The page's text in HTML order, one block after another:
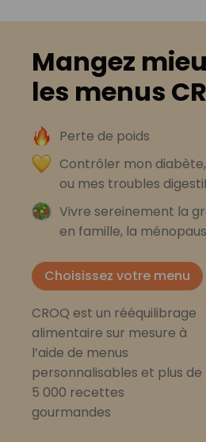
Mangez
les menus
Perte de poids
Contrôler mon
ou mes troubles
Vivre sereinement la
en famille, la
Choisissez votre menu
CROQ est un rééquilibrage
alimentaire sur mesure à
l’aide de menus
personnalisables et plus de
5 000 recettes
gourmandes